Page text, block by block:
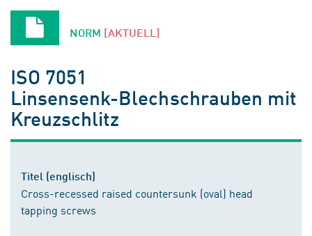
NORM [AKTUELL]
ISO 7051
Linsensenk-Blechschrauben mit
Kreuzschlitz
Titel (englisch)
Cross-recessed raised countersunk (oval) head
tapping screws